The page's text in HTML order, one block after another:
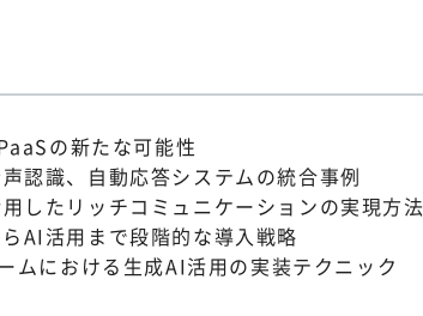
の新たな可能性
認識、自動応答システムの統合事例
したリッチコミュニケーションの実現方法
AI活用まで段階的な導入戦略
ムにおける生成AI活用の実装テクニック